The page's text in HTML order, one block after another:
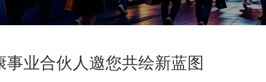
业合伙人邀您共绘新蓝图